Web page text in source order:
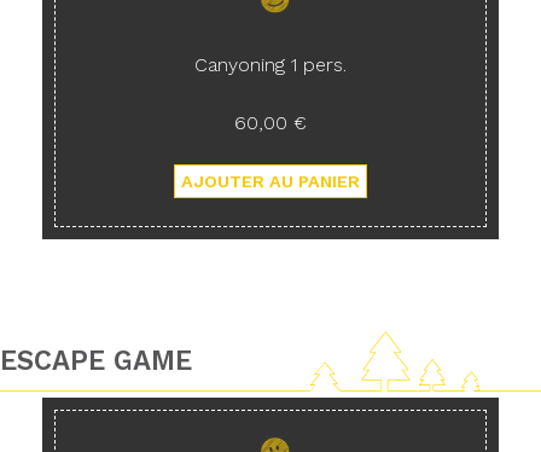
Canyoning 1 pers.
60,00 €
ESCAPE GAME